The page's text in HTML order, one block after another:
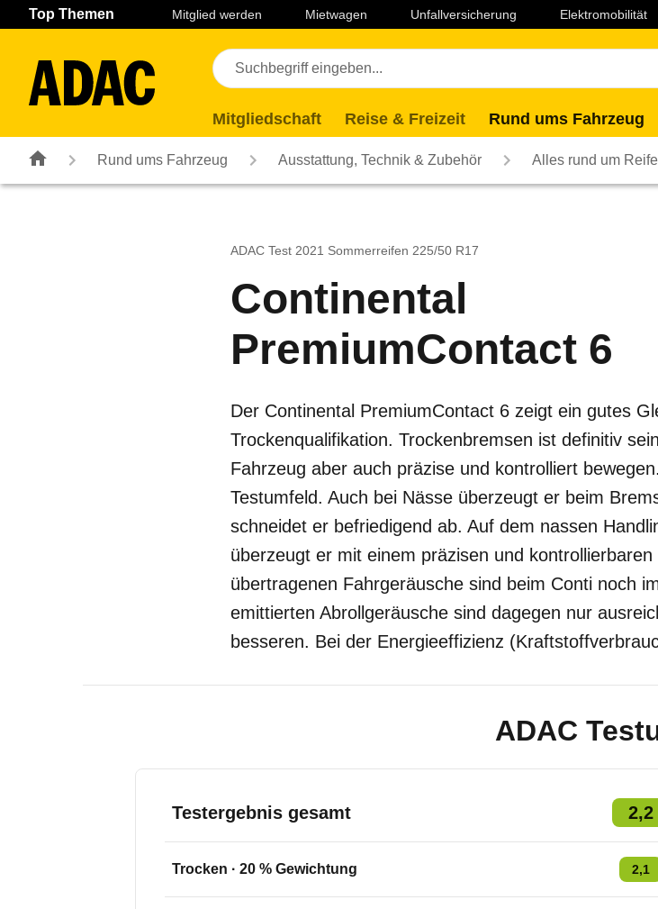
Navigation Seiteninhalt Fußzeile
Top Themen Mitglied werden Mietwagen Unfallversicherung Elektromobilität
Mitgliedschaft Reise & Freizeit Rund ums Fahrzeug
Rund ums Fahrzeug Ausstattung, Technik & Zubehör Alles rund um
ADAC Test 2021 Sommerreifen 225/50 R17
Continental
PremiumContact 6
Der Continental PremiumContact 6 zeigt ein gutes
Trockenqualifikation. Trockenbremsen ist definitiv
Fahrzeug aber auch präzise und kontrolliert
Testumfeld. Auch bei Nässe überzeugt er beim
schneidet er befriedigend ab. Auf dem nassen
überzeugt er mit einem präzisen und
übertragenen Fahrgeräusche sind beim Conti noch
emittierten Abrollgeräusche sind dagegen nur
besseren. Bei der Energieeffizienz
ADAC
Testergebnis gesamt 2,2
Trocken · 20 % Gewichtung 2,1